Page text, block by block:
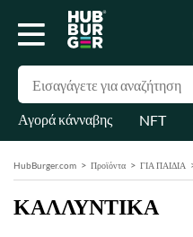
Αγορά κάνναβης NFT
HubBurger.com Προϊόντα ΓΙΑ ΠΑΙΔΙΑ
ΚΑΛΛΥΝΤΙΚΑ